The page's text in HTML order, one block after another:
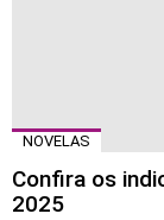
NOVELAS
Confira os
2025